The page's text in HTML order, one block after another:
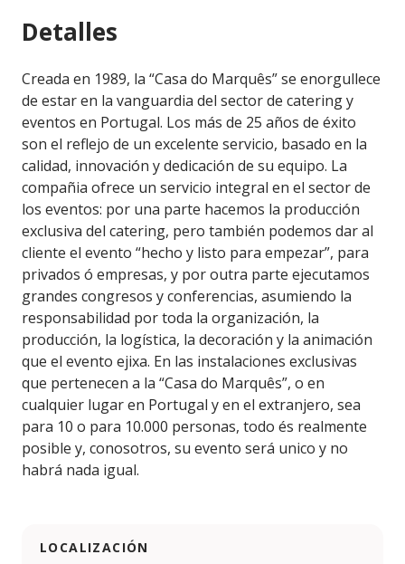
Detalles
Creada en 1989, la “Casa do Marquês” se enorgullece
de estar en la vanguardia del sector de catering y
eventos en Portugal. Los más de 25 años de éxito
son el reflejo de un excelente servicio, basado en la
calidad, innovación y dedicación de su equipo. La
compañia ofrece un servicio integral en el sector de
los eventos: por una parte hacemos la producción
exclusiva del catering, pero también podemos dar al
cliente el evento “hecho y listo para empezar”, para
privados ó empresas, y por outra parte ejecutamos
grandes congresos y conferencias, asumiendo la
responsabilidad por toda la organización, la
producción, la logística, la decoración y la animación
que el evento ejixa. En las instalaciones exclusivas
que pertenecen a la “Casa do Marquês”, o en
cualquier lugar en Portugal y en el extranjero, sea
para 10 o para 10.000 personas, todo és realmente
posible y, conosotros, su evento será unico y no
habrá nada igual.
LOCALIZACIÓN